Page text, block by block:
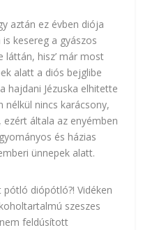
aztán ez évben diója
kesereg a gyászos
láttán, hisz’ már most
alatt a diós bejglibe
hajdani Jézuska elhitette
nélkül nincs karácsony,
általa az enyémben
és házias
ünnepek alatt.
pótló diópótló?! Vidéken
szeszes
feldúsított